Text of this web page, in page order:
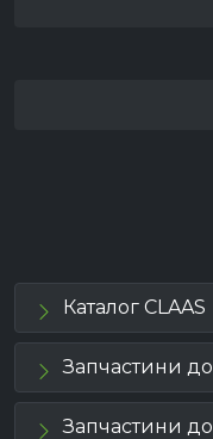
Каталог CLAAS
Запчастини до
Запчастини до